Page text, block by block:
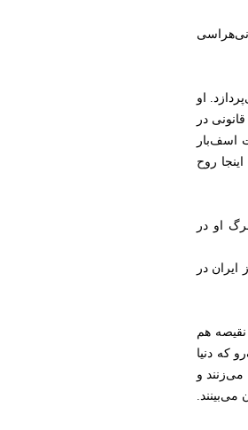
او
و حضور قانونی در
اسف‌بار
روح
او در
در
هم
که دنیا
می‌زنند و